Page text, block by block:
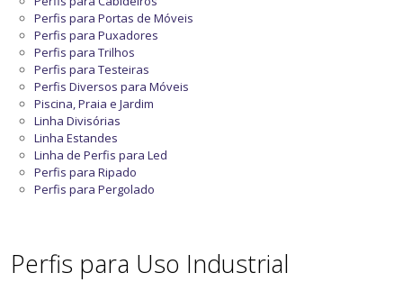
Perfis para Portas de Móveis
Perfis para Puxadores
Perfis para Trilhos
Perfis para Testeiras
Perfis Diversos para Móveis
Piscina, Praia e Jardim
Linha Divisórias
Linha Estandes
Linha de Perfis para Led
Perfis para Ripado
Perfis para Pergolado
Perfis para Uso Industrial